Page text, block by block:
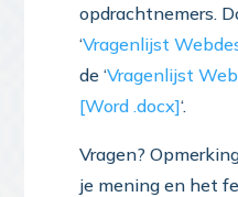
opdrachtnemers.
‘Vragenlijst
de ‘Vragenlijst
[Word .docx]‘.
Vragen?
je mening en het